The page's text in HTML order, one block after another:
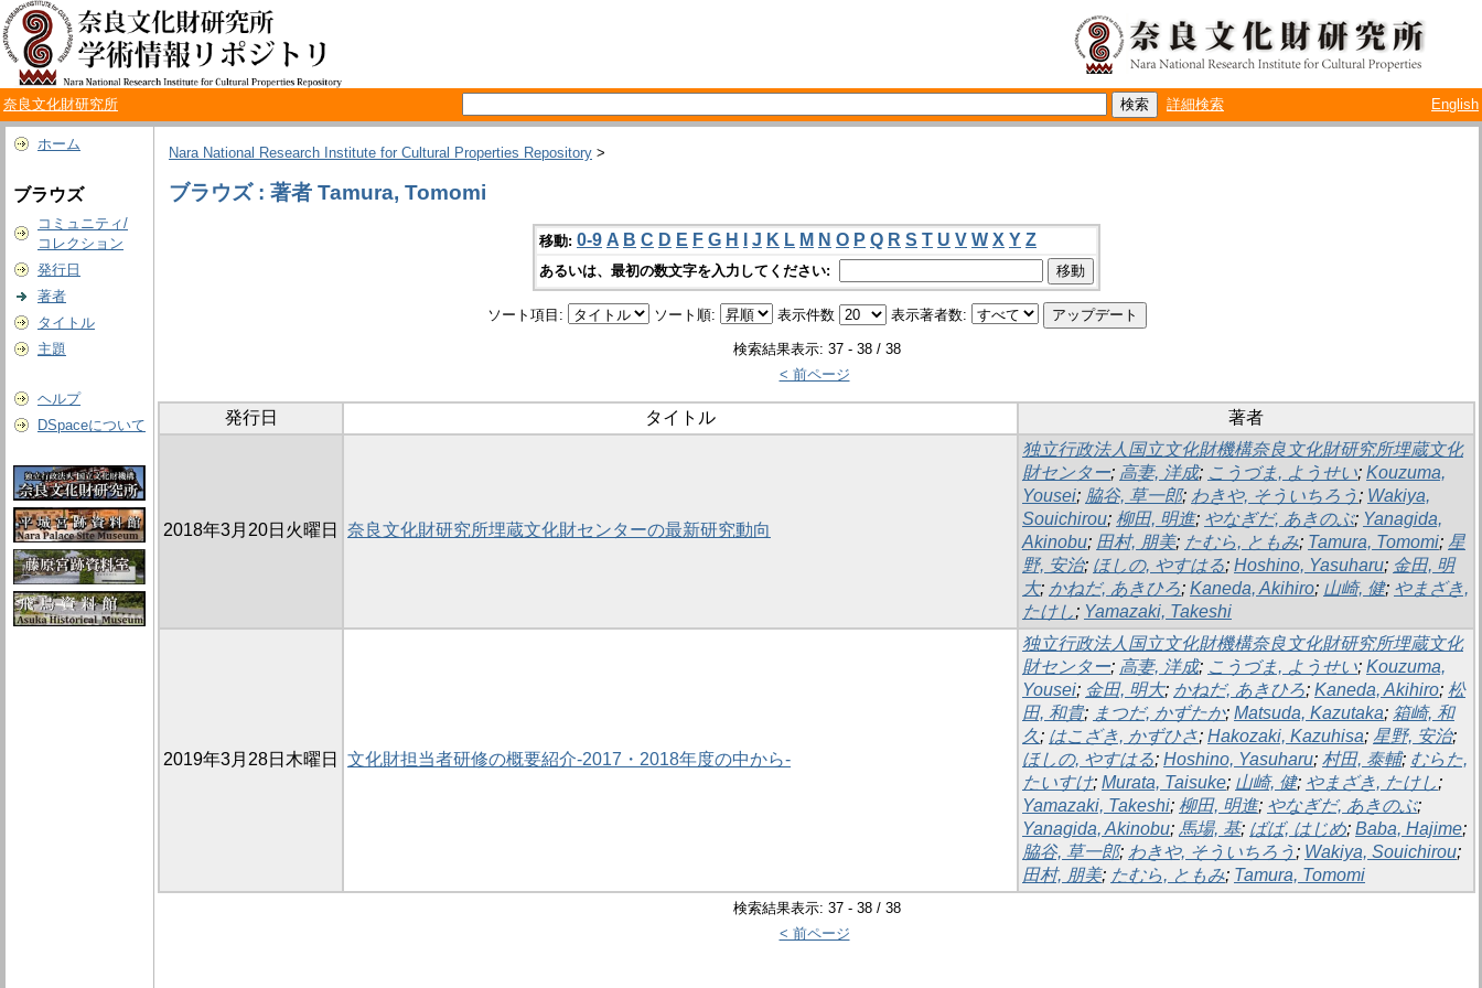
奈良文化財研究所 詳細検索 English
ホーム
ブラウズ
コミュニティ/
コレクション
発行日
著者
タイトル
主題
ヘルプ
DSpaceについて
Nara National Research Institute for Cultural Properties Repository >
ブラウズ : 著者 Tamura, Tomomi
移動: 0-9 A B C D E F G H J K L M N O P Q R S T U V W X Y Z
あるいは、最初の数文字を入力してください:
ソート項目: ソート順: 表示件数 表示著者数:
検索結果表示: 37 - 38 / 38
< 前ページ
発行日 タイトル 著者
2018年3月20日火曜日 奈良文化財研究所埋蔵文化財センターの最新研究動向
独立行政法人国立文化財機構奈良文化財研究所埋蔵文化
財センター; 高妻, 洋成; こうづま, ようせい; Kouzuma,
Yousei; 脇谷, 草一郎; わきや, そういちろう ; Wakiya,
Souichirou; 柳田, 明進; やなぎだ, あきのぶ; Yanagida,
Akinobu; 田村, 朋美; たむら, ともみ; Tamura, Tomomi; 星
野, 安治; ほしの, やすはる; Hoshino, Yasuharu; 金田, 明
大; かねだ, あきひろ; Kaneda, Akihiro; 山崎, 健; やまざき,
たけし; Yamazaki, Takeshi
2019年3月28日木曜日 文化財担当者研修の概要紹介-2017・2018年度の中から-
独立行政法人国立文化財機構奈良文化財研究所埋蔵文化
財センター; 高妻, 洋成; こうづま, ようせい; Kouzuma,
Yousei; 金田, 明大; かねだ, あきひろ; Kaneda, Akihiro; 松
田, 和貴; まつだ, かずたか; Matsuda, Kazutaka; 箱崎, 和
久; はこざき, かずひさ; Hakozaki, Kazuhisa; 星野, 安治;
ほしの, やすはる; Hoshino, Yasuharu; 村田, 泰輔; むらた,
たいすけ; Murata, Taisuke; 山崎, 健; やまざき, たけし;
Yamazaki, Takeshi; 柳田, 明進; やなぎだ, あきのぶ;
Yanagida, Akinobu; 馬場, 基; ばば, はじめ; Baba, Hajime;
脇谷, 草一郎; わきや, そういちろう ; Wakiya, Souichirou;
田村, 朋美; たむら, ともみ; Tamura, Tomomi
検索結果表示: 37 - 38 / 38
< 前ページ